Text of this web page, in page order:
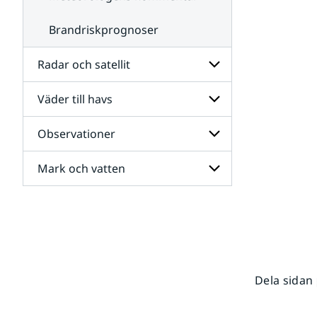
Brandriskprognoser
Radar och satellit
Undersidor
för
Radar
och
satellit
Väder till havs
Undersidor
för
Väder
till
havs
Observationer
Undersidor
för
Mark och vatten
Dela sidan